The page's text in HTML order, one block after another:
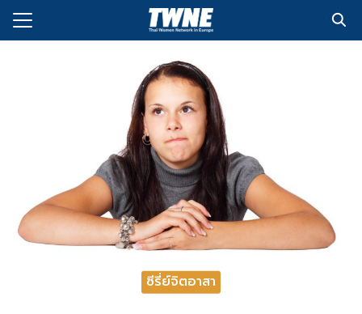
Skip
ซีรี่ย์จิตอาสา